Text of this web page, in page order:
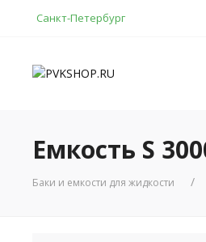
Санкт-Петербург
Емкость S
Баки и емкости для жидкости